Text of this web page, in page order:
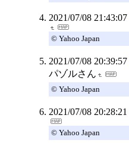
2021/07/08 21:43:07
© Yahoo Japan
2021/07/08 20:39:57
パゾルさん
© Yahoo Japan
2021/07/08 20:28:21
© Yahoo Japan